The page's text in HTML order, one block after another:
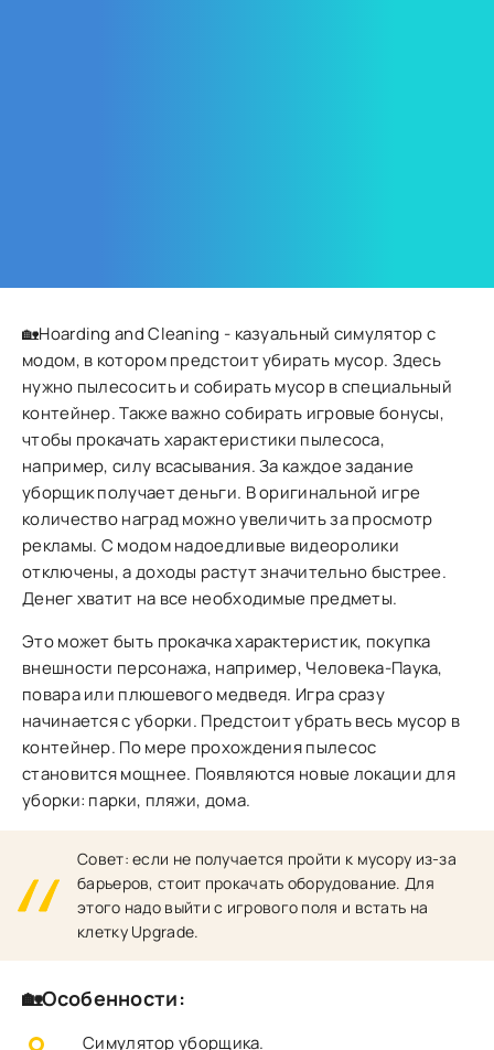
🏡Hoarding and Cleaning - казуальный симулятор с
модом, в котором предстоит убирать мусор. Здесь
нужно пылесосить и собирать мусор в специальный
контейнер. Также важно собирать игровые бонусы,
чтобы прокачать характеристики пылесоса,
например, силу всасывания. За каждое задание
уборщик получает деньги. В оригинальной игре
количество наград можно увеличить за просмотр
рекламы. С модом надоедливые видеоролики
отключены, а доходы растут значительно быстрее.
Денег хватит на все необходимые предметы.
Это может быть прокачка характеристик, покупка
внешности персонажа, например, Человека-Паука,
повара или плюшевого медведя. Игра сразу
начинается с уборки. Предстоит убрать весь мусор в
контейнер. По мере прохождения пылесос
становится мощнее. Появляются новые локации для
уборки: парки, пляжи, дома.
Совет: если не получается пройти к мусору из-за
барьеров, стоит прокачать оборудование. Для
этого надо выйти с игрового поля и встать на
клетку Upgrade.
🏡Особенности:
Симулятор уборщика.